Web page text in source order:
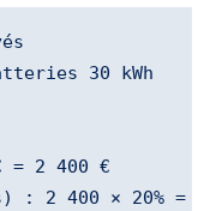
30 kWh
= 2 400 €
: 2 400 × 20% =